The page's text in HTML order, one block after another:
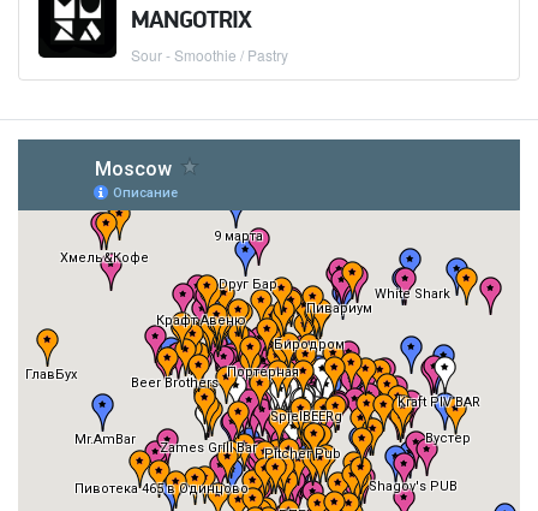
MANGOTRIX
Sour - Smoothie / Pastry